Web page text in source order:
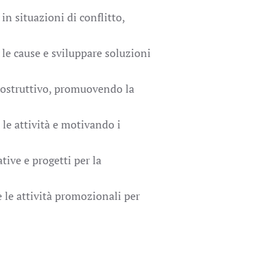
in situazioni di conflitto,
cause e sviluppare soluzioni
promuovendo la
le attività e motivando i
e progetti per la
le attività promozionali per